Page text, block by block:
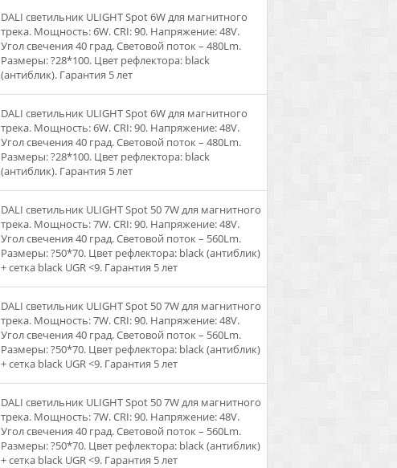
DALI cветильник ULIGHT Spot 6W для магнитного
трека. Мощность: 6W. CRI: 90. Напряжение: 48V.
Угол свечения 40 град. Световой поток – 480Lm.
Размеры: ?28*100. Цвет рефлектора: black
(антиблик). Гарантия 5 лет
DALI cветильник ULIGHT Spot 6W для магнитного
трека. Мощность: 6W. CRI: 90. Напряжение: 48V.
Угол свечения 40 град. Световой поток – 480Lm.
Размеры: ?28*100. Цвет рефлектора: black
(антиблик). Гарантия 5 лет
DALI cветильник ULIGHT Spot 50 7W для магнитного
трека. Мощность: 7W. CRI: 90. Напряжение: 48V.
Угол свечения 40 град. Световой поток – 560Lm.
Размеры: ?50*70. Цвет рефлектора: black (антиблик)
+ сетка black UGR <9. Гарантия 5 лет
DALI cветильник ULIGHT Spot 50 7W для магнитного
трека. Мощность: 7W. CRI: 90. Напряжение: 48V.
Угол свечения 40 град. Световой поток – 560Lm.
Размеры: ?50*70. Цвет рефлектора: black (антиблик)
+ сетка black UGR <9. Гарантия 5 лет
DALI cветильник ULIGHT Spot 50 7W для магнитного
трека. Мощность: 7W. CRI: 90. Напряжение: 48V.
Угол свечения 40 град. Световой поток – 560Lm.
Размеры: ?50*70. Цвет рефлектора: black (антиблик)
+ сетка black UGR <9. Гарантия 5 лет